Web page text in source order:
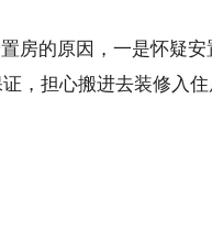
的原因，一是怀疑安
，担心搬进去装修入